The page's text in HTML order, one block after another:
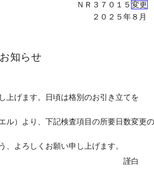
０１５ 変更
年８月
らせ
げます。日頃は格別のお引き立てを
）より、下記検査項目の所要日数変更の
よろしくお願い申し上げます。